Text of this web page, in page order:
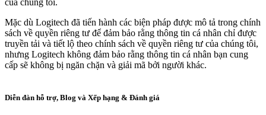
của chúng tôi.
Mặc dù Logitech đã tiến hành các biện pháp được mô tả trong chính
sách về quyền riêng tư để đảm bảo rằng thông tin cá nhân chỉ được
truyền tải và tiết lộ theo chính sách về quyền riêng tư của chúng tôi,
nhưng Logitech không đảm bảo rằng thông tin cá nhân bạn cung
cấp sẽ không bị ngăn chặn và giải mã bởi người khác.
Diễn đàn hỗ trợ, Blog và Xếp hạng & Đánh giá